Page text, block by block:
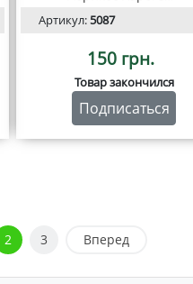
Артикул:5087
150 грн.
Товар закончился
Подписаться
2 3 Вперед